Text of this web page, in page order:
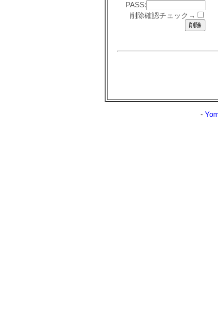
PASS:
削除確認チェック→
-